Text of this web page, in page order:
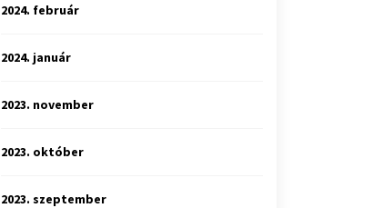
2024. február
2024. január
2023. november
2023. október
2023. szeptember